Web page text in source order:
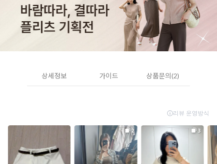
상세정보 가이드 상품문의(2)